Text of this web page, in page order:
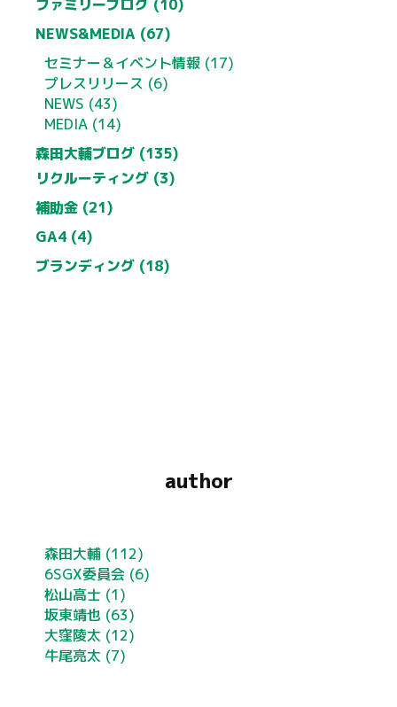
ファミリーブログ (10)
NEWS&MEDIA (67)
セミナー＆イベント情報 (17)
プレスリリース (6)
NEWS (43)
MEDIA (14)
森田大輔ブログ (135)
リクルーティング (3)
補助金 (21)
GA4 (4)
ブランディング (18)
author
森田大輔 (112)
6SGX委員会 (6)
松山高士 (1)
坂東靖也 (63)
大窪陵太 (12)
牛尾亮太 (7)